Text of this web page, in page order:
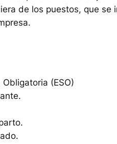
de los puestos, que
(ESO)